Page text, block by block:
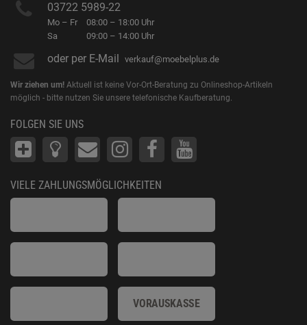
03722 5989-22
Mo – Fr
Sa
08:00 – 18:00 Uhr
09:00 – 14:00 Uhr
oder per E-Mail verkauf@moebelplus.de
Wir ziehen um! Aktuell ist keine Vor-Ort-Beratung zu Onlineshop-Artikeln
möglich - bitte nutzen Sie unsere telefonische Kaufberatung.
FOLGEN SIE UNS
VIELE ZAHLUNGSMÖGLICHKEITEN
VORAUSKASSE